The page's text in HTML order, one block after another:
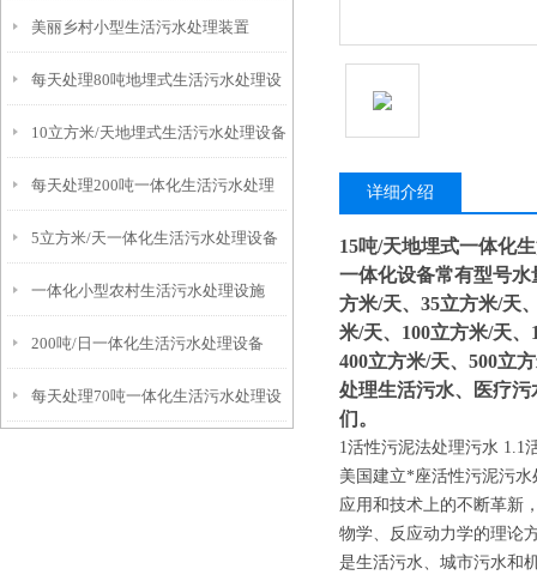
美丽乡村小型生活污水处理装置
每天处理80吨地埋式生活污水处理设
备
10立方米/天地埋式生活污水处理设备
每天处理200吨一体化生活污水处理
设备
5立方米/天一体化生活污水处理设备
一体化小型农村生活污水处理设施
200吨/日一体化生活污水处理设备
每天处理70吨一体化生活污水处理设
详细介绍
15吨/天地埋式一体化
一体化设备常有型号水
方米/天、35立方米/天
米/天、100立方米/天
400立方米/天、500立
处理生活污水、医疗
们。
1活性污泥法处理污水 1.1
美国建立*座活性污泥污
应用和技术上的不断革新
物学、反应动力学的理论
是生活污水、城市污水和